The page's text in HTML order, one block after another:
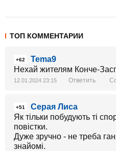
ТОП КОММЕНТАРИИ
+62
Tema9
Нехай жителям Конче-
12.01.2024 23:15 Ответить
+51
Серая Лиса
Як тільки побудують ті
повістки.
Дуже зручно - не треба
знайомі.